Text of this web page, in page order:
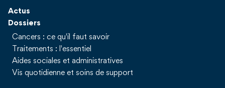
Actus
Dossiers
Cancers : ce qu'il faut savoir
Traitements : l'essentiel
Aides sociales et administratives
Vis quotidienne et soins de support